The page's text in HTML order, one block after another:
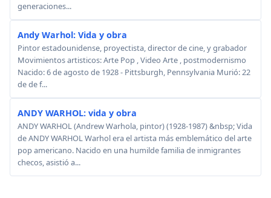
generaciones...
Andy Warhol: Vida y obra
Pintor estadounidense, proyectista, director de cine, y grabador
Movimientos artisticos: Arte Pop , Video Arte , postmodernismo
Nacido: 6 de agosto de 1928 - Pittsburgh, Pennsylvania Murió: 22
de de f...
ANDY WARHOL: vida y obra
ANDY WARHOL (Andrew Warhola, pintor) (1928-1987) &nbsp; Vida
de ANDY WARHOL Warhol era el artista más emblemático del arte
pop americano. Nacido en una humilde familia de inmigrantes
checos, asistió a...